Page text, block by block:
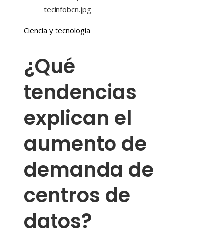
Ciencia y tecnología
¿Qué
tendencias
explican el
aumento de
demanda de
centros de
datos?